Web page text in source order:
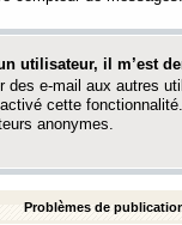
utilisateur, il m’est
e-mail aux autres
cette
anonymes.
Problèmes de